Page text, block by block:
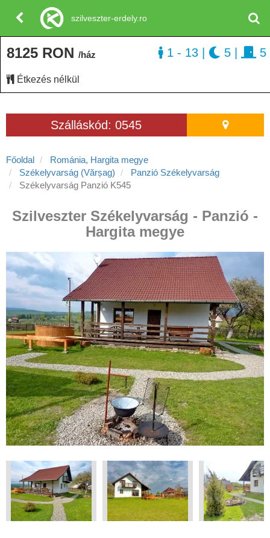
Szálláskód: 0545
Főoldal
Románia, Hargita megye
Székelyvarság (Vărșag)
Panzió Székelyvarság
Székelyvarság Panzió K545
Szilveszter Székelyvarság - Panzió -
Hargita megye
8125 RON /ház
Étkezés nélkül
1 - 13 5 5
szilveszter-erdely.ro